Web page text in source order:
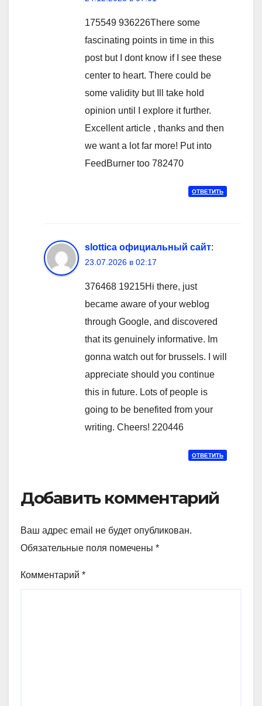
175549 936226There some
fascinating points in time in this
post but I dont know if I see these
center to heart. There could be
some validity but Ill take hold
opinion until I explore it further.
Excellent article , thanks and then
we want a lot far more! Put into
FeedBurner too 782470
ОТВЕТИТЬ
slottica официальный сайт:
23.07.2026 в 02:17
376468 19215Hi there, just
became aware of your weblog
through Google, and discovered
that its genuinely informative. Im
gonna watch out for brussels. I will
appreciate should you continue
this in future. Lots of people is
going to be benefited from your
writing. Cheers! 220446
ОТВЕТИТЬ
Добавить комментарий
Ваш адрес email не будет опубликован.
Обязательные поля помечены *
Комментарий *